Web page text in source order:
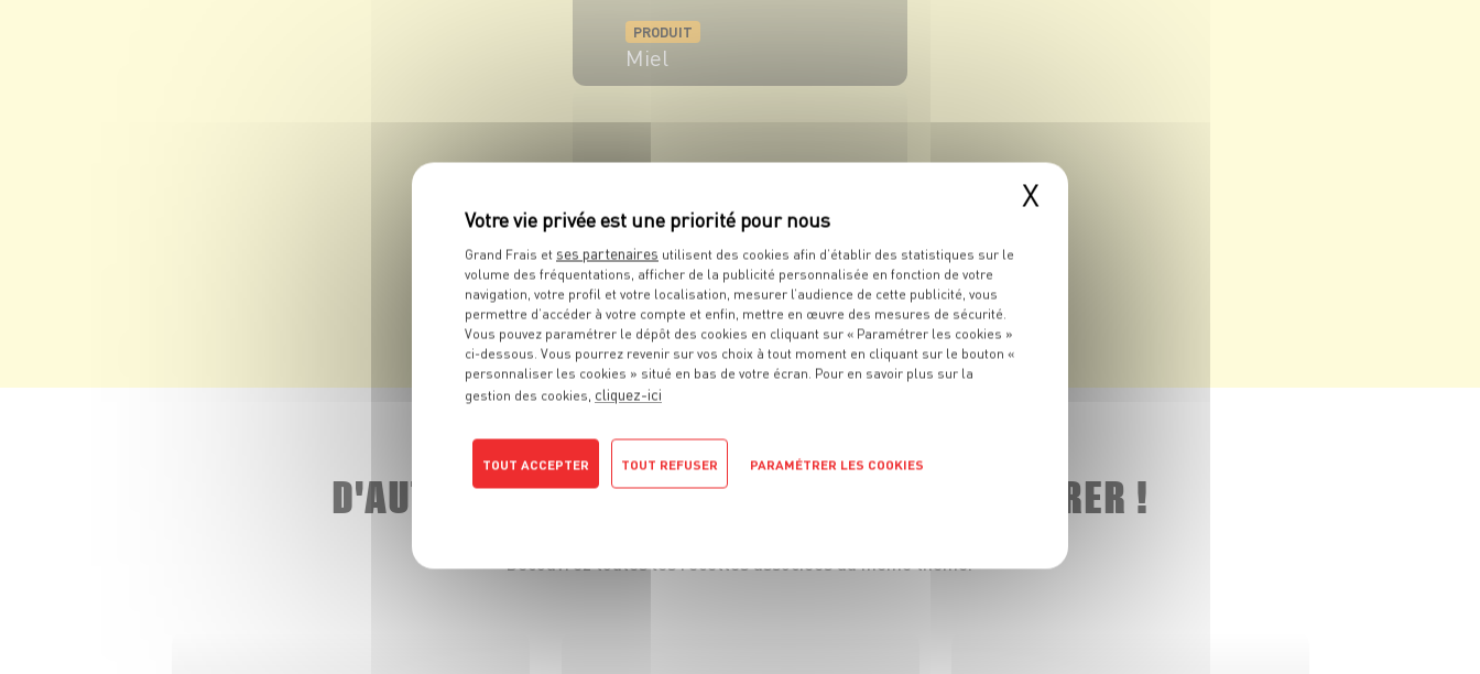
PRODUIT
Miel
PRODUIT
Noisettes
VOIR LE PRODUIT
D'AUTRESRECETTESQUE VOUS ALLEZ ADORER !
Découvrez toutes les recettes associées au même thème.
X
Grand Frais et ses partenaires utilisent des cookies afin d’établir des statistiques sur le
volume des fréquentations, afficher de la publicité personnalisée en fonction de votre
navigation, votre profil et votre localisation, mesurer l’audience de cette publicité, vous
permettre d’accéder à votre compte et enfin, mettre en œuvre des mesures de sécurité.
Vous pouvez paramétrer le dépôt des cookies en cliquant sur « Paramétrer les cookies »
ci-dessous. Vous pourrez revenir sur vos choix à tout moment en cliquant sur le bouton «
personnaliser les cookies » situé en bas de votre écran. Pour en savoir plus sur la
gestion des cookies, cliquez-ici
TOUT ACCEPTER TOUT REFUSER PARAMÉTRER LES COOKIES